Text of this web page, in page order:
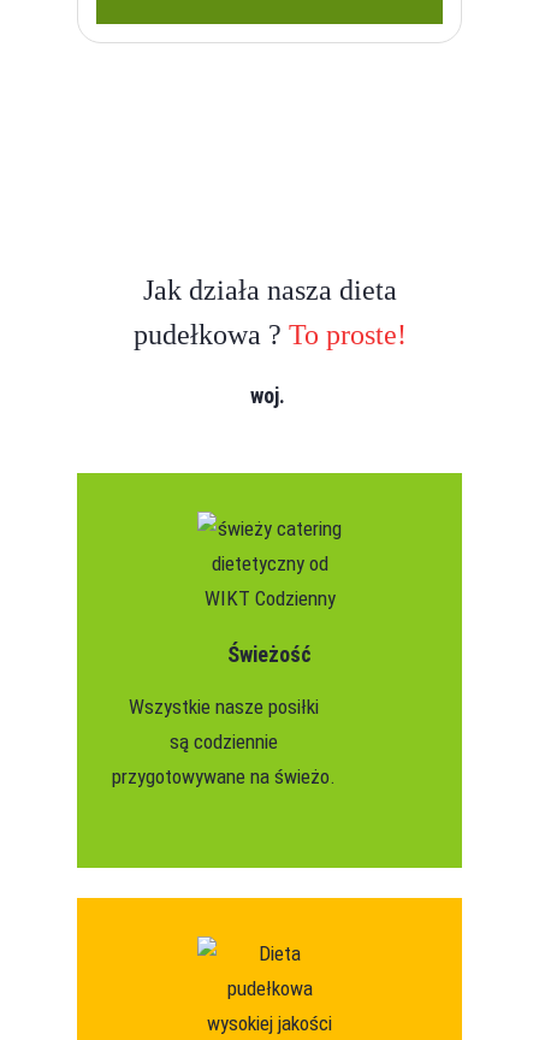
Jak działa nasza dieta
pudełkowa ? To proste!
woj.
Świeżość
Wszystkie nasze posiłki
są codziennie
przygotowywane na świeżo.